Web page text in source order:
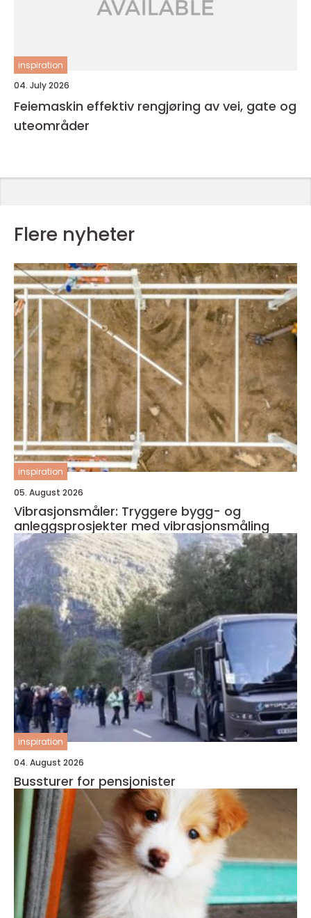
inspiration
04. July 2026
Feiemaskin effektiv rengjøring av vei, gate og
uteområder
Flere nyheter
inspiration
05. August 2026
Vibrasjonsmåler: Tryggere bygg- og
anleggsprosjekter med vibrasjonsmåling
inspiration
04. August 2026
Bussturer for pensjonister